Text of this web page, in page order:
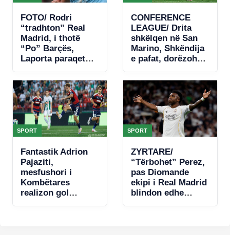
FOTO/ Rodri
“tradhton” Real
Madrid, i thotë
“Po” Barçës,
Laporta paraqet
zyrtare
CONFERENCE
LEAGUE/ Drita
shkëlqen në San
Marino, Shkëndija
e pafat, dorëzohet
SPORT
Fantastik Adrion
Pajaziti,
mesfushori i
Kombëtares
realizon gol
SPORT
ZYRTARE/
“Tërbohet” Perez,
pas Diomande
ekipi i Real Madrid
blindon edhe